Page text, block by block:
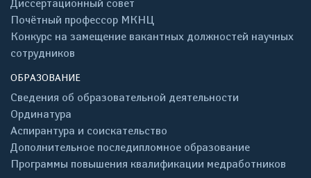
Диссертационный совет
Почётный профессор МКНЦ
Конкурс на замещение вакантных должностей научных
сотрудников
ОБРАЗОВАНИЕ
Сведения об образовательной деятельности
Ординатура
Аспирантура и соискательство
Дополнительное последипломное образование
Программы повышения квалификации медработников